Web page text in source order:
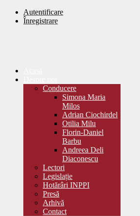
Autentificare
Înregistrare
Conducere
Simona Maria
Milos
Adrian Ciochirdel
Otilia Milu
Florin-Daniel
Barbu
Andreea Deli
Diaconescu
Lectori
Legislație
Hotărâri INPPI
Presă
Arhivă
Contact